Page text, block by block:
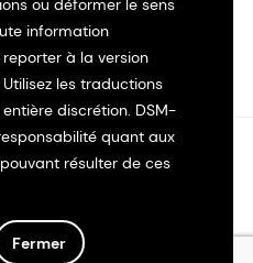
ou déformer le sens
information
à la version
les traductions
discrétion. DSM-
quant aux
résulter de ces
Fermer
droits réservés.